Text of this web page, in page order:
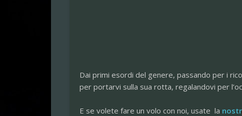
Dai primi esordi del genere, passando per i
per portarvi sulla sua rotta, regalandovi per
E se volete fare un volo con noi, usate la